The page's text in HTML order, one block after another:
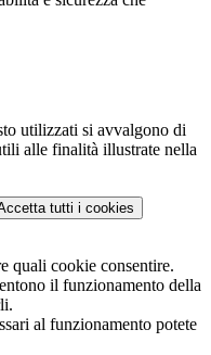
utilizzati si avvalgono di
alle finalità illustrate nella
tutti i cookies
quali cookie consentire.
il funzionamento della
al funzionamento potete